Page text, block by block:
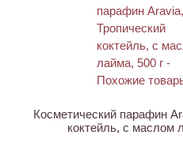
Косметический парафин
коктейль, с маслом